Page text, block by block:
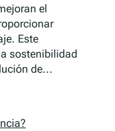
el
Este
sostenibilidad
de...